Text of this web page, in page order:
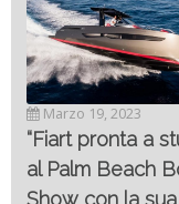
Marzo 19, 2023
“Fiart pronta a
al Palm Beach
Show con la sua